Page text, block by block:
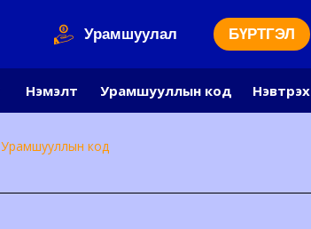
Урамшуулал БҮРТГЭЛ
Нэмэлт Урамшууллын код Нэвтрэх
Урамшууллын код